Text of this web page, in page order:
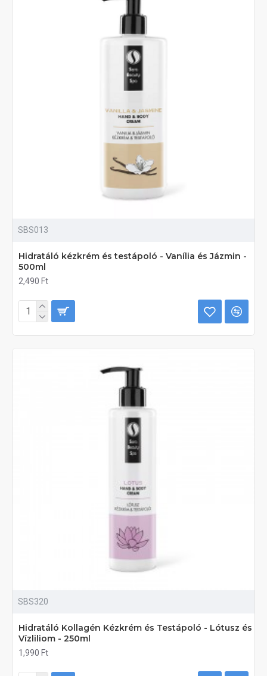
SBS013
Hidratáló kézkrém és testápoló - Vanília és Jázmin -
500ml
2,490 Ft
SBS320
Hidratáló Kollagén Kézkrém és Testápoló - Lótusz és
Vízliliom - 250ml
1,990 Ft